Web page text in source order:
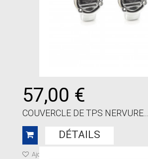
57,00 €
COUVERCLE DE TPS NERVURE...
DÉTAILS
Ajouter à ma liste de cadeaux